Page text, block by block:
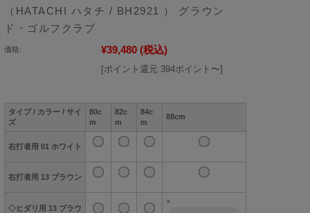
（HATACHI ハタチ / BH2921 ） グラウン
ド・ゴルフクラブ
価格: ¥39,480 (税込)
[ポイント還元 394ポイント〜]
タイプ / カラー / サイ
ズ
80c
m
82c
m
84c
m
88cm
右打者用 01 ホワイト
右打者用 13 ブラウン
◇ヒダリ用 13 ブラウ
×